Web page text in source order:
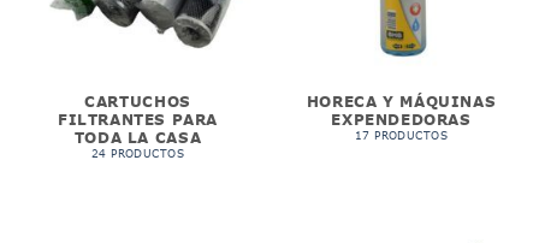
CARTUCHOS
FILTRANTES PARA
TODA LA CASA
24 PRODUCTOS
HORECA Y MÁQUINAS
EXPENDEDORAS
17 PRODUCTOS